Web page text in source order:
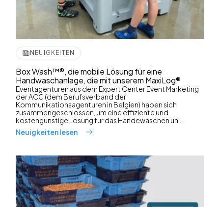
NEUIGKEITEN
Box Wash™®, die mobile Lösung für eine
Handwaschanlage, die mit unserem MaxiLog®
Eventagenturen aus dem Expert Center Event Marketing
der ACC (dem Berufsverband der
Kommunikationsagenturen in Belgien) haben sich
zusammengeschlossen, um eine effiziente und
kostengünstige Lösung für das Händewaschen un...
Neuigkeiten lesen